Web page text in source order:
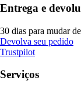
Entrega e
30 dias para mudar
Devolva seu pedido
Trustpilot
Serviços